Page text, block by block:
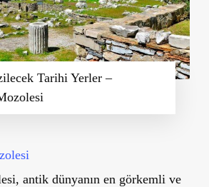
Tarihi Yerler –
, antik dünyanın en görkemli ve